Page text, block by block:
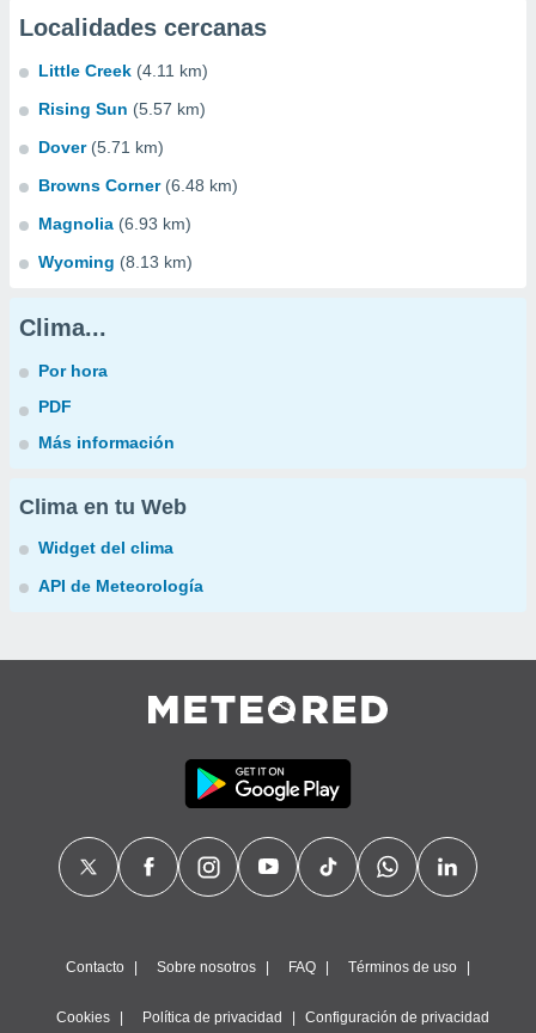
Localidades cercanas
Little Creek (4.11 km)
Rising Sun (5.57 km)
Dover (5.71 km)
Browns Corner (6.48 km)
Magnolia (6.93 km)
Wyoming (8.13 km)
Clima...
Por hora
PDF
Más información
Clima en tu Web
Widget del clima
API de Meteorología
Contacto Sobre nosotros FAQ Términos de uso
Cookies Política de privacidad Configuración de privacidad